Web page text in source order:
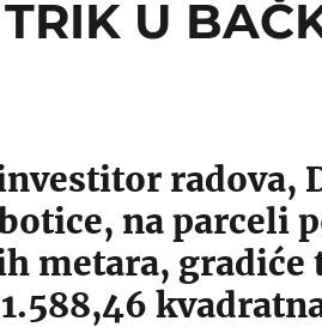
U
radova,
na parceli
metara, gradiće